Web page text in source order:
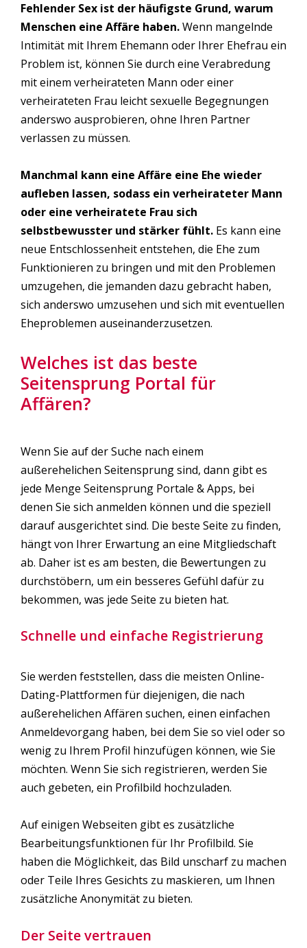
Fehlender Sex ist der häufigste Grund, warum
Menschen eine Affäre haben.Wenn mangelnde
Intimität mit Ihrem Ehemann oder Ihrer Ehefrau ein
Problem ist, können Sie durch eine Verabredung
mit einem verheirateten Mann oder einer
verheirateten Frau leicht sexuelle Begegnungen
anderswo ausprobieren, ohne Ihren Partner
verlassen zu müssen.
Manchmal kann eine Affäre eine Ehe wieder
aufleben lassen, sodass ein verheirateter Mann
oder eine verheiratete Frau sich
selbstbewusster und stärker fühlt. Es kann eine
neue Entschlossenheit entstehen, die Ehe zum
Funktionieren zu bringen und mit den Problemen
umzugehen, die jemanden dazu gebracht haben,
sich anderswo umzusehen und sich mit eventuellen
Eheproblemen auseinanderzusetzen.
Welches ist das beste
Seitensprung Portal für
Affären?
Wenn Sie auf der Suche nach einem
außerehelichen Seitensprung sind, dann gibt es
jede Menge Seitensprung Portale & Apps, bei
denen Sie sich anmelden können und die speziell
darauf ausgerichtet sind. Die beste Seite zu finden,
hängt von Ihrer Erwartung an eine Mitgliedschaft
ab. Daher ist es am besten, die Bewertungen zu
durchstöbern, um ein besseres Gefühl dafür zu
bekommen, was jede Seite zu bieten hat.
Schnelle und einfache Registrierung
Sie werden feststellen, dass die meisten Online-
Dating-Plattformen für diejenigen, die nach
außerehelichen Affären suchen, einen einfachen
Anmeldevorgang haben, bei dem Sie so viel oder so
wenig zu Ihrem Profil hinzufügen können, wie Sie
möchten. Wenn Sie sich registrieren, werden Sie
auch gebeten, ein Profilbild hochzuladen.
Auf einigen Webseiten gibt es zusätzliche
Bearbeitungsfunktionen für Ihr Profilbild. Sie
haben die Möglichkeit, das Bild unscharf zu machen
oder Teile Ihres Gesichts zu maskieren, um Ihnen
zusätzliche Anonymität zu bieten.
Der Seite vertrauen